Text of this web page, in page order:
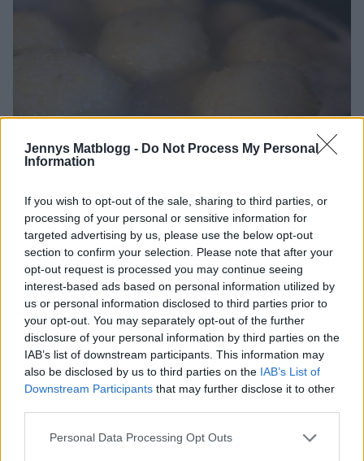
Jennys Matblogg - Do Not Process My Personal
Information
If you wish to opt-out of the sale, sharing to third parties, or
processing of your personal or sensitive information for
targeted advertising by us, please use the below opt-out
section to confirm your selection. Please note that after your
opt-out request is processed you may continue seeing
interest-based ads based on personal information utilized by
us or personal information disclosed to third parties prior to
your opt-out. You may separately opt-out of the further
disclosure of your personal information by third parties on the
IAB’s list of downstream participants. This information may
also be disclosed by us to third parties on the IAB’s List of
Downstream Participants that may further disclose it to other
Personal Data Processing Opt Outs
Servera kroppkakorna med lingonsylt, grädde och skirat
smör.